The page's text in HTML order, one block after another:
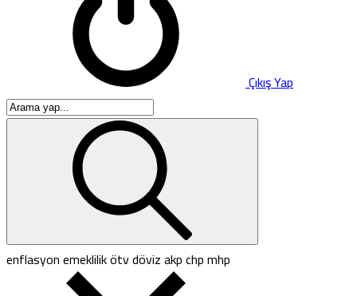
Çıkış Yap
enflasyonemeklilikötvdövizakpchpmhp